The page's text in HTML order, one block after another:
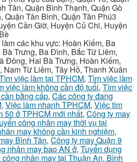
Tân, Quận Bình Thạnh, Quận Gò
Quận Tân Bình, Quận Tân Phú3
Cần Giờ, Huyện Củ Chi, Huyện
các khu vực: Hoàn Kiếm, Ba
Trưng, Ba Đình, Bắc Từ Liêm,
Đông, Hai Bà Trưng, Hoàn Kiếm,
Từ Liêm, Tây Hồ, Thanh Xuân
việc làm tại TPHCM, Tìm việc làm
việc làm không cần độ tuổi, Tìm việc
bằng cấp, Các công ty đang
, Việc làm nhanh TPHCM, Việc tìm
50 ở TPHCM mới nhất, Công ty may
công nhân may thời vụ tại
may không cần kinh nghiệm,
Bình Tân, Công ty may Quận 9
nhân may bao AN ở, Tuyển dụng
công nhân may tại Thuận An, Bình